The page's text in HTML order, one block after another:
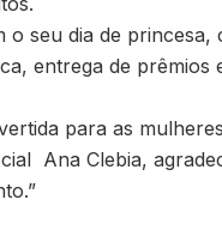
seu dia de
entrega de
para as
Ana Clebia,